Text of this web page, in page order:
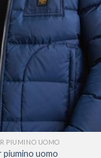
PIUMINO UOMO
uomo